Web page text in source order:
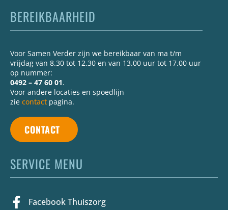
BEREIKBAARHEID
Voor Samen Verder zijn we bereikbaar van ma t/m
vrijdag van 8.30 tot 12.30 en van 13.00 uur tot 17.00 uur
op nummer:
0492 – 47 60 01.
Voor andere locaties en spoedlijn
zie contact pagina.
CONTACT
SERVICE MENU
Facebook Thuiszorg